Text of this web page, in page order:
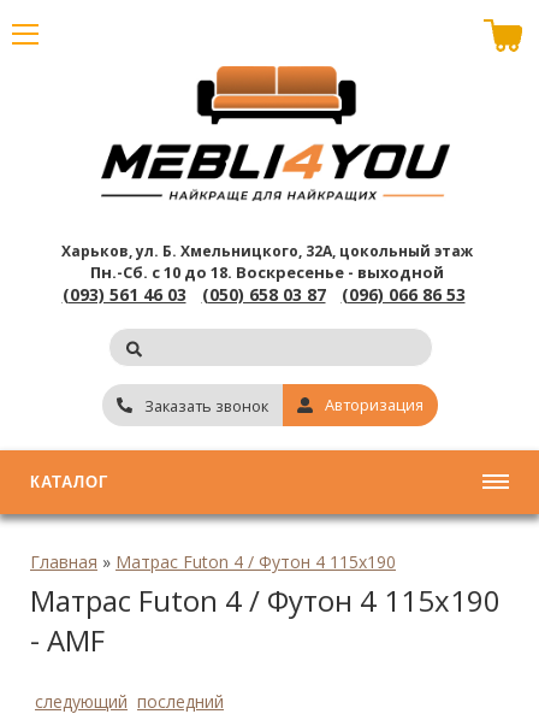
Харьков, ул. Б. Хмельницкого, 32А, цокольный этаж
Пн.-Сб. с 10 до 18. Воскресенье - выходной
(093) 561 46 03 (050) 658 03 87 (096) 066 86 53
Заказать звонок Авторизация
КАТАЛОГ
Главная » Матрас Futon 4 / Футон 4 115x190
Матрас Futon 4 / Футон 4 115x190
- AMF
следующий последний
В корзине пусто